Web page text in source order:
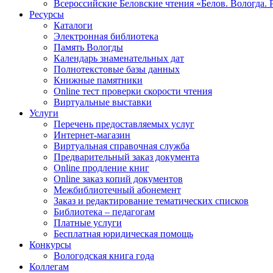
Всероссийские Беловские чтения «Белов. Вологда.
Ресурсы
Каталоги
Электронная библиотека
Память Вологды
Календарь знаменательных дат
Полнотекстовые базы данных
Книжные памятники
Online тест проверки скорости чтения
Виртуальные выставки
Услуги
Перечень предоставляемых услуг
Интернет-магазин
Виртуальная справочная служба
Предварительный заказ документа
Online продление книг
Online заказ копий документов
Межбиблиотечный абонемент
Заказ и редактирование тематических списков
Библиотека – педагогам
Платные услуги
Бесплатная юридическая помощь
Конкурсы
Вологодская книга года
Коллегам